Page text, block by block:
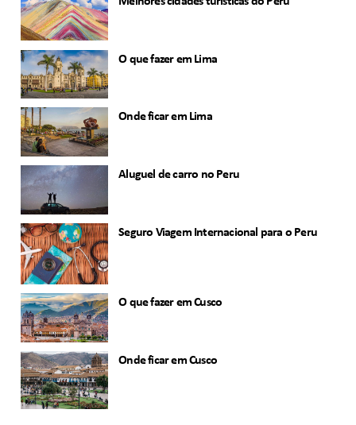
O que fazer em Lima
Onde ficar em Lima
Aluguel de carro no Peru
Seguro Viagem Internacional para o Peru
O que fazer em Cusco
Onde ficar em Cusco